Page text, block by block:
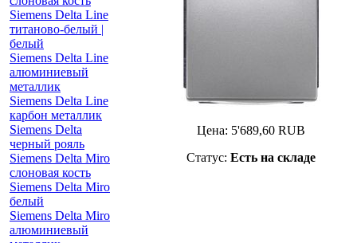
Siemens Delta Line
титаново-белый |
белый
Siemens Delta Line
алюминиевый
металлик
Siemens Delta Line
карбон металлик
Siemens Delta
черный рояль
Siemens Delta Miro
слоновая кость
Siemens Delta Miro
белый
Siemens Delta Miro
алюминиевый
Цена: 5'689,60RUB
Статус: Есть на складе